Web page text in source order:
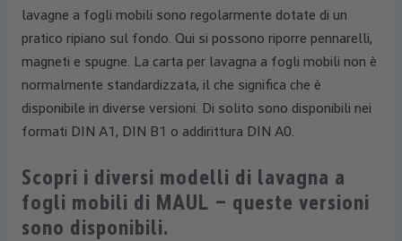
lavagne a fogli mobili sono regolarmente dotate di un
pratico ripiano sul fondo. Qui si possono riporre pennarelli,
magneti e spugne. La carta per lavagna a fogli mobili non è
normalmente standardizzata, il che significa che è
disponibile in diverse versioni. Di solito sono disponibili nei
formati DIN A1, DIN B1 o addirittura DIN A0.
Scopri i diversi modelli di lavagna a
fogli mobili di MAUL – queste versioni
sono disponibili.